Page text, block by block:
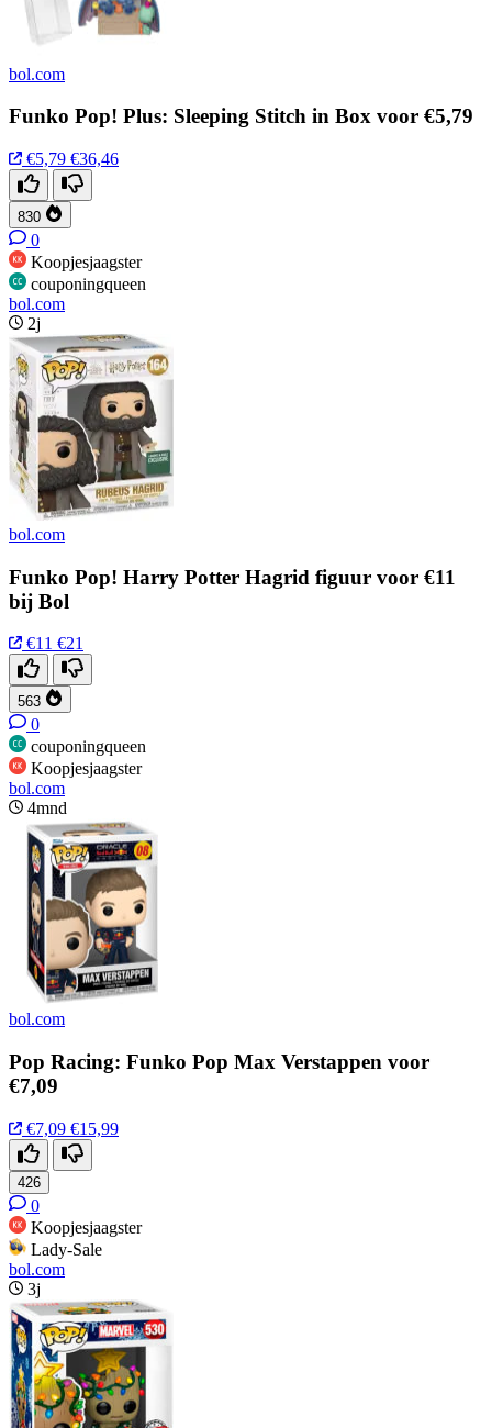
bol.com
Funko Pop! Plus: Sleeping Stitch in Box voor €5,79
€5,79 €36,46
830
0
Koopjesjaagster
couponingqueen
bol.com
2j
bol.com
Funko Pop! Harry Potter Hagrid figuur voor €11
bij Bol
€11 €21
563
0
couponingqueen
Koopjesjaagster
bol.com
4mnd
bol.com
Pop Racing: Funko Pop Max Verstappen voor
€7,09
€7,09 €15,99
426
0
Koopjesjaagster
Lady-Sale
bol.com
3j